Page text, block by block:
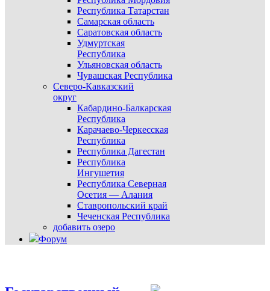
Республика Татарстан
Самарская область
Саратовская область
Удмуртская
Республика
Ульяновская область
Чувашская Республика
Северо-Кавказский
округ
Кабардино-Балкарская
Республика
Карачаево-Черкесская
Республика
Республика Дагестан
Республика
Ингушетия
Республика Северная
Осетия — Алания
Ставропольский край
Чеченская Республика
добавить озеро
Форум